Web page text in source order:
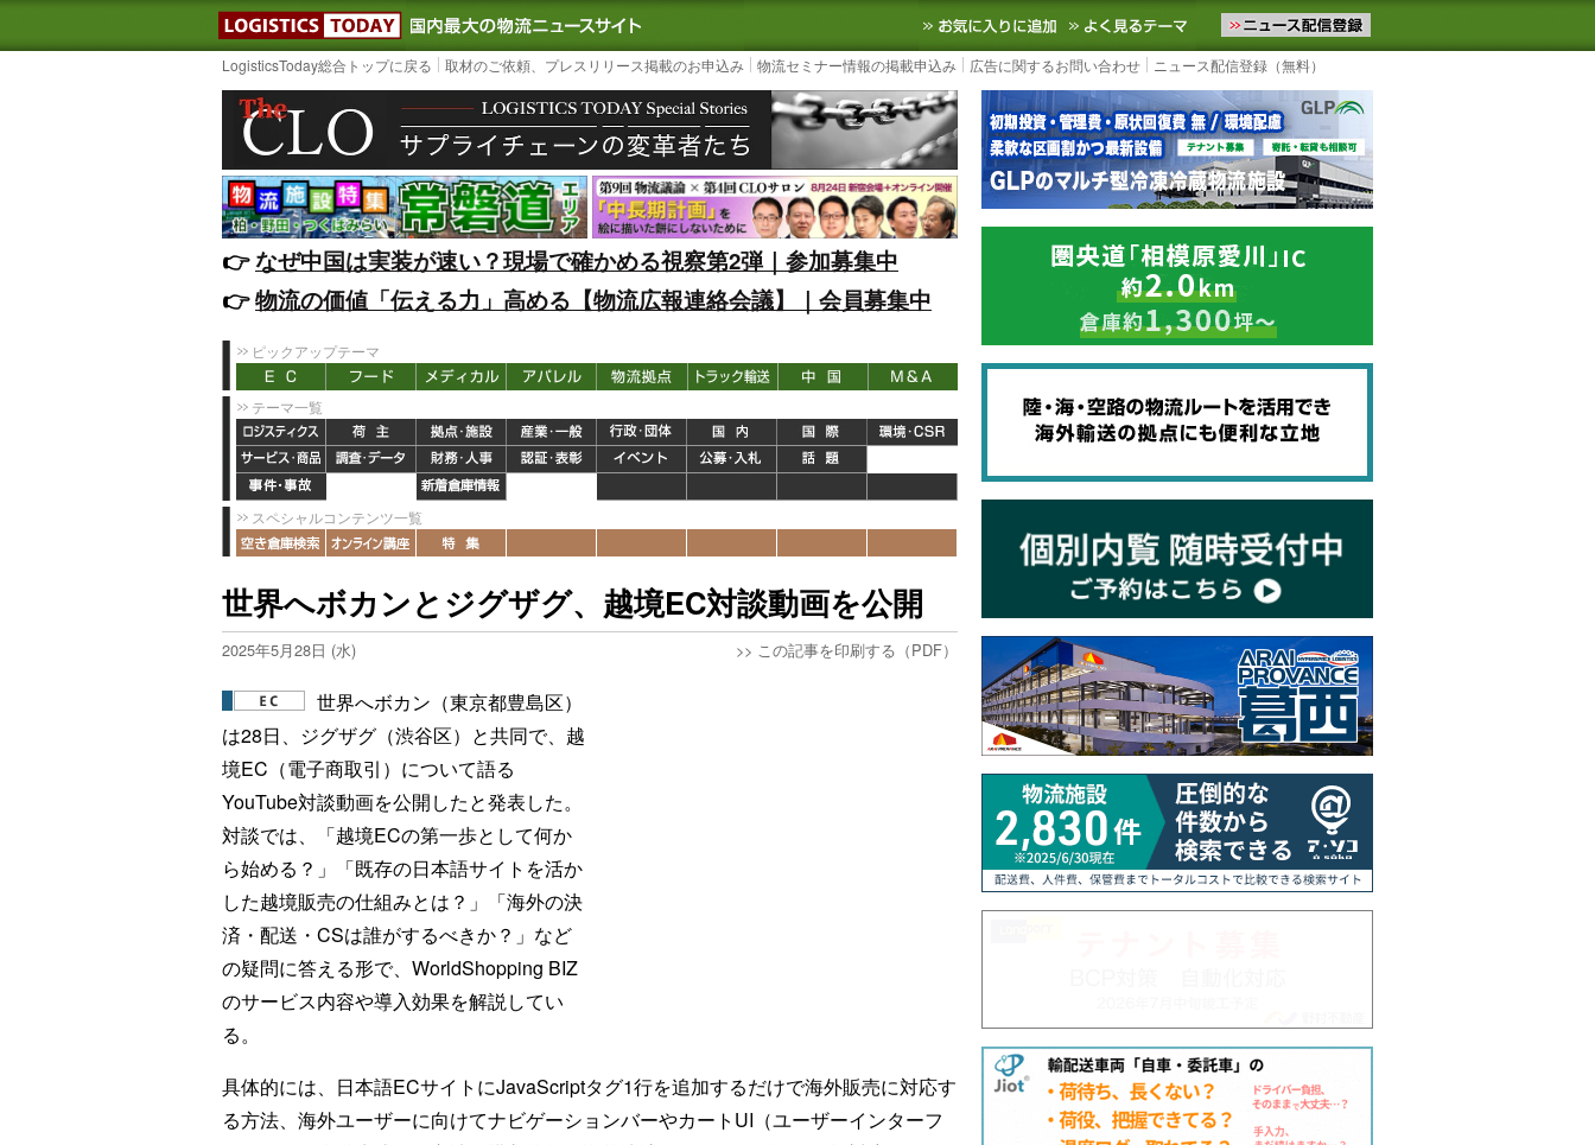
LOGISTICS TODAY｜国内最大の物流ニュースサイト3PL, SCMなど国内外の最新の物流ニュースをお届けします。物流ニュースメール配信を登録す
お気に入りに追加 よく見るテーマ
LogisticsToday総合トップに戻る 取材のご依頼、プレスリリース掲載のお申込み 物流セミナー情報の掲載申込み 広告に関するお問い合わせ ニュース配信登録（無料）
👉️なぜ中国は実装が速い？現場で確かめる視察第2弾｜参加募集中
👉️物流の価値「伝える力」高める【物流広報連絡会議】｜会員募集中
ピックアップテーマ
テーマ一覧
スペシャルコンテンツ一覧
世界へボカンとジグザグ、越境EC対談動画を公開
2025年5月28日 (水) >> この記事を印刷する（PDF）
世界へボカン（東京都豊島区）
は28日、ジグザグ（渋谷区）と共同で、越
境EC（電子商取引）について語る
YouTube対談動画を公開したと発表した。
対談では、「越境ECの第一歩として何か
ら始める？」「既存の日本語サイトを活か
した越境販売の仕組みとは？」「海外の決
済・配送・CSは誰がするべきか？」など
の疑問に答える形で、WorldShopping BIZ
のサービス内容や導入効果を解説してい
る。
具体的には、日本語ECサイトにJavaScriptタグ1行を追加するだけで海外販売に対応す
る方法、海外ユーザーに向けてナビゲーションバーやカートUI（ユーザーインターフ